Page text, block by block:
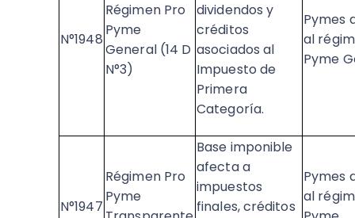
N°1948
Régimen Pro
Pyme
General (14 D
N°3)
dividendos y
créditos
asociados al
Impuesto de
Primera
Categoría. ​
Pymes
al
Pyme
N°1947
Régimen Pro
Pyme
Base imponible
afecta a
impuestos
finales, créditos
Pymes
al